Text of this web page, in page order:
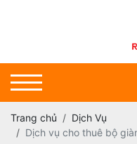
Trang chủ
Dịch Vụ
Dịch vụ cho thuê bộ